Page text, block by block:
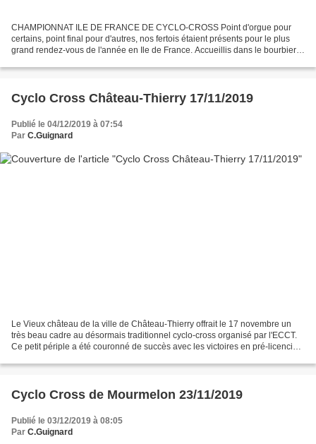
CHAMPIONNAT ILE DE FRANCE DE CYCLO-CROSS Point d'orgue pour
certains, point final pour d'autres, nos fertois étaient présents pour le plus
grand rendez-vous de l'année en Ile de France. Accueillis dans le bourbier
Cyclo Cross Château-Thierry 17/11/2019
Publié le 04/12/2019 à 07:54
Par C.Guignard
Le Vieux château de la ville de Château-Thierry offrait le 17 novembre un
très beau cadre au désormais traditionnel cyclo-cross organisé par l'ECCT.
Ce petit périple a été couronné de succès avec les victoires en pré-licenciés
Cyclo Cross de Mourmelon 23/11/2019
Publié le 03/12/2019 à 08:05
Par C.Guignard